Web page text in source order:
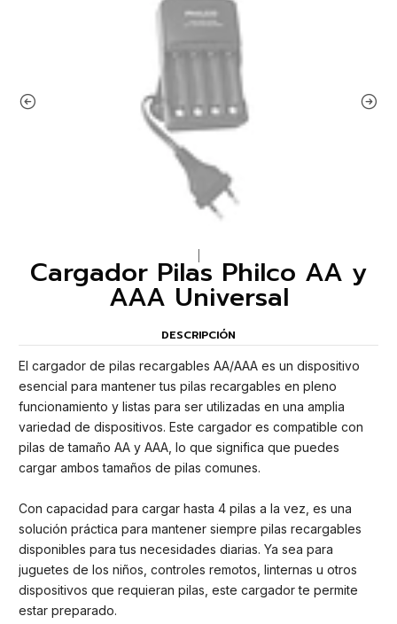
Cargador Pilas Philco AA y
AAA Universal
DESCRIPCIÓN
El cargador de pilas recargables AA/AAA es un dispositivo
esencial para mantener tus pilas recargables en pleno
funcionamiento y listas para ser utilizadas en una amplia
variedad de dispositivos. Este cargador es compatible con
pilas de tamaño AA y AAA, lo que significa que puedes
cargar ambos tamaños de pilas comunes.
Con capacidad para cargar hasta 4 pilas a la vez, es una
solución práctica para mantener siempre pilas recargables
disponibles para tus necesidades diarias. Ya sea para
juguetes de los niños, controles remotos, linternas u otros
dispositivos que requieran pilas, este cargador te permite
estar preparado.